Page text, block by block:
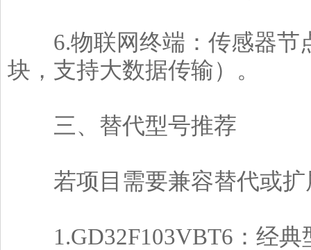
6.物联网终端：传感器节
块，支持大数据传输）。
三、替代型号推荐
若项目需要兼容替代或扩
1.GD32F103VBT6：经典